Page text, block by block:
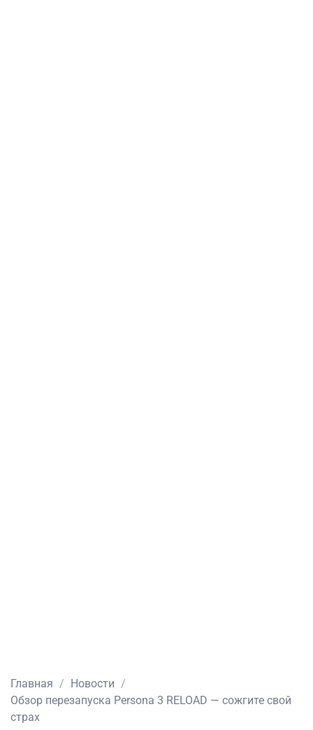
Главная
Новости
Обзор перезапуска Persona 3 RELOAD — сожгите свой
страх